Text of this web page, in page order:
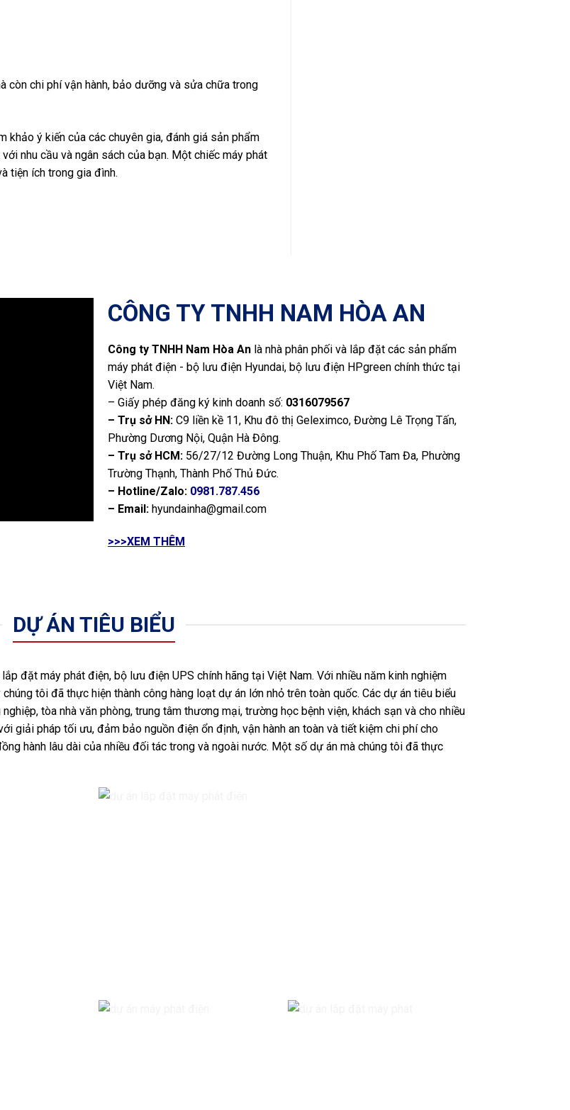
còn chi phí vận hành, bảo dưỡng và sửa chữa trong
khảo ý kiến của các chuyên gia, đánh giá sản phẩm
nhu cầu và ngân sách của bạn. Một chiếc máy phát
tiện ích trong gia đình.
CÔNG TY TNHH NAM HÒA AN
Công ty TNHH Nam Hòa An là nhà phân phối và lắp đặt các sản phẩm
máy phát điện - bộ lưu điện Hyundai, bộ lưu điện HPgreen chính thức tại
Việt Nam.
– Giấy phép đăng ký kinh doanh số: 0316079567
– Trụ sở HN: C9 liền kề 11, Khu đô thị Geleximco, Đường Lê Trọng Tấn,
Phường Dương Nội, Quận Hà Đông.
– Trụ sở HCM: 56/27/12 Đường Long Thuận, Khu Phố Tam Đa, Phường
Trường Thạnh, Thành Phố Thủ Đức.
– Hotline/Zalo: 0981.787.456
– Email: hyundainha@gmail.com
>>>XEM THÊM
DỰ ÁN TIÊU BIỂU
đặt máy phát điện, bộ lưu điện UPS chính hãng tại Việt Nam. Với nhiều năm kinh nghiệm
tôi đã thực hiện thành công hàng loạt dự án lớn nhỏ trên toàn quốc. Các dự án tiêu biểu
tòa nhà văn phòng, trung tâm thương mại, trường học bệnh viện, khách sạn và cho nhiều
giải pháp tối ưu, đảm bảo nguồn điện ổn định, vận hành an toàn và tiết kiệm chi phí cho
hành lâu dài của nhiều đối tác trong và ngoài nước. Một số dự án mà chúng tôi đã thực